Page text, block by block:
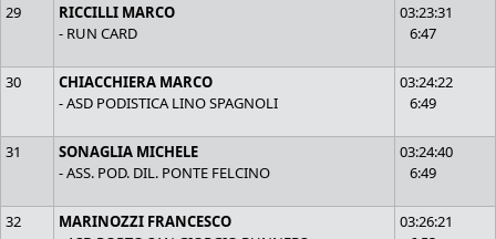
29
RICCILLI MARCO
- RUN CARD
03:23:31
6:47
30
CHIACCHIERA MARCO
- ASD PODISTICA LINO SPAGNOLI
03:24:22
6:49
31
SONAGLIA MICHELE
- ASS. POD. DIL. PONTE FELCINO
03:24:40
6:49
32
MARINOZZI FRANCESCO
03:26:21